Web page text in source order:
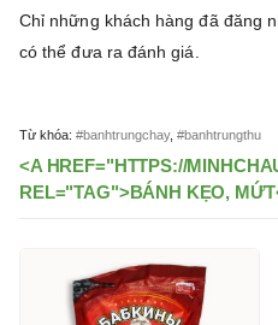
Chỉ những khách hàng đã đăng
có thể đưa ra đánh giá.
Từ khóa: #banhtrungchay, #banhtrungthu
<A HREF="HTTPS://
REL="TAG">BÁNH KẸO,